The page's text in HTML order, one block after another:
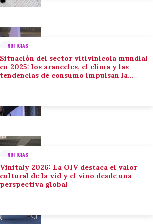
NOTICIAS
Situación del sector vitivinícola mundial
en 2025: los aranceles, el clima y las
tendencias de consumo impulsan la
NOTICIAS
Vinitaly 2026: La OIV destaca el valor
cultural de la vid y el vino desde una
perspectiva global